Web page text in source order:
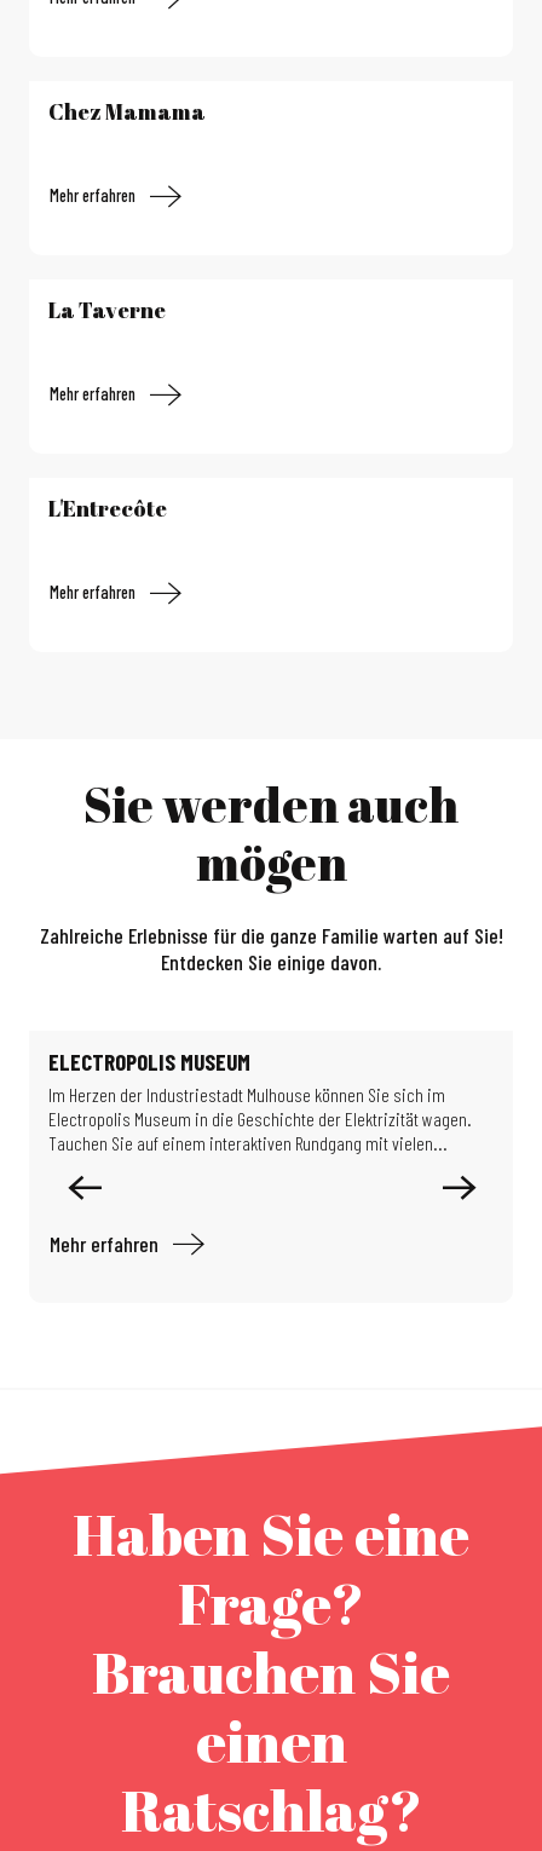
Chez Mamama
Mehr erfahren
La Taverne
Mehr erfahren
L'Entrecôte
Mehr erfahren
Sie werden auch
mögen
Zahlreiche Erlebnisse für die ganze Familie warten auf Sie!
Entdecken Sie einige davon.
ELECTROPOLIS MUSEUM
Im Herzen der Industriestadt Mulhouse können Sie sich im
Electropolis Museum in die Geschichte der Elektrizität wagen.
Tauchen Sie auf einem interaktiven Rundgang mit vielen...
Mehr erfahren
Haben Sie eine
Frage?
Brauchen Sie
einen
Ratschlag?